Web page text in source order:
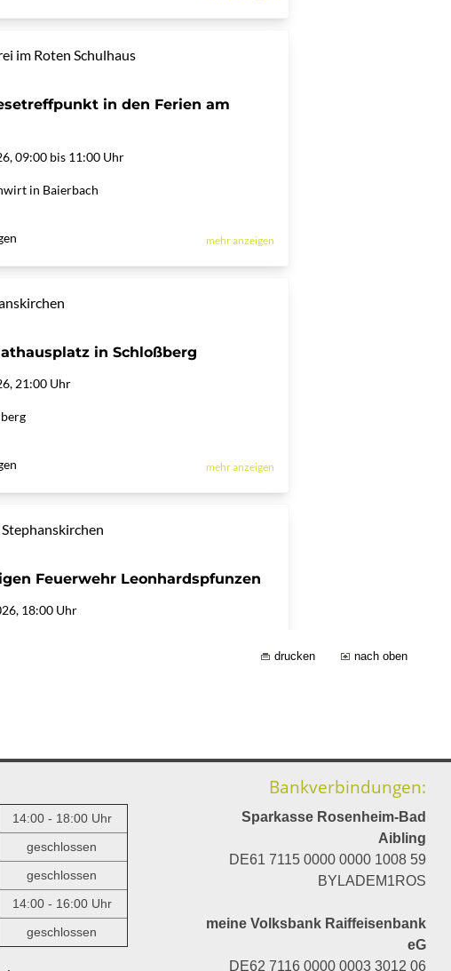
drucken nach oben
14:00 - 18:00 Uhr
geschlossen
geschlossen
14:00 - 16:00 Uhr
geschlossen
Bankverbindungen:
Sparkasse Rosenheim-Bad
Aibling
DE61 7115 0000 0000 1008 59
BYLADEM1ROS
meine Volksbank Raiffeisenbank
eG
DE62 7116 0000 0003 3012 06